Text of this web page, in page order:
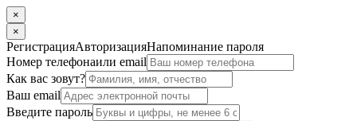
×
×
РегистрацияАвторизацияНапоминание пароля
Номер телефонаили email
Как вас зовут?
Ваш email
Введите пароль